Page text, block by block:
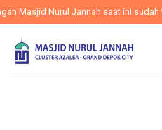
Masjid Nurul Jannah saat ini sudah